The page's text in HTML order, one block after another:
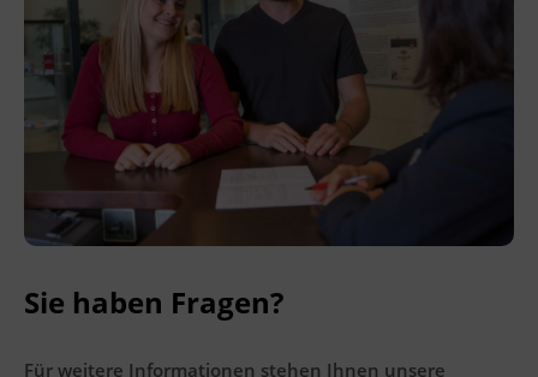
Veranstaltungsort
BFI Tirol Bildungszentrum
Ing.-Etzel-Straße 7
6020 Innsbruck
Terminübersicht
Sie haben Fragen?
Für weitere Informationen stehen Ihnen unsere